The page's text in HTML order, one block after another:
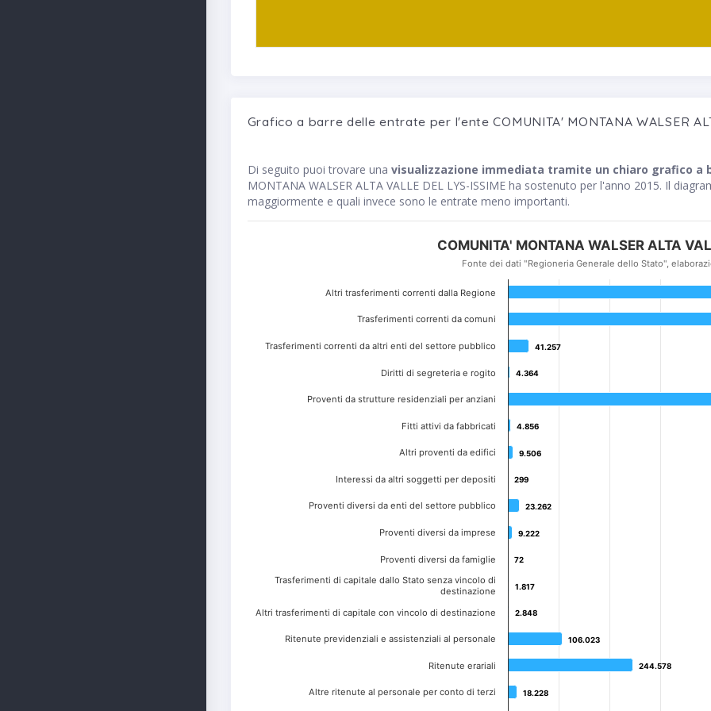
Grafico a barre delle entrate per l'ente COMUNITA' MONTANA WALSER
Di seguito puoi trovare una visualizzazione immediata tramite un chiaro grafico a
MONTANA WALSER ALTA VALLE DEL LYS-ISSIME ha sostenuto per l'anno 2015. Il
maggiormente e quali invece sono le entrate meno importanti.
COMUNITA' MONTANA WALSER ALTA
Fonte dei dati "Regioneria Generale dello Stato",
41.257
41.257
4.364
4.364
4.856
4.856
9.506
9.506
299
299
23.262
23.262
9.222
9.222
72
72
1.817
1.817
2.848
2.848
106.023
106.023
244.578
244.578
18.228
18.228
Altri trasferimenti correnti dalla Regione
Trasferimenti correnti da comuni
Trasferimenti correnti da altri enti del settore pubblico
Diritti di segreteria e rogito
Proventi da strutture residenziali per anziani
Fitti attivi da fabbricati
Altri proventi da edifici
Interessi da altri soggetti per depositi
Proventi diversi da enti del settore pubblico
Proventi diversi da imprese
Proventi diversi da famiglie
Trasferimenti di capitale dallo Stato senza vincolo di
destinazione
Altri trasferimenti di capitale con vincolo di destinazione
Ritenute previdenziali e assistenziali al personale
Ritenute erariali
Altre ritenute al personale per conto di terzi